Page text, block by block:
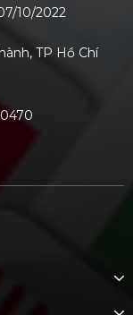
10/2022
TP Hồ Chí